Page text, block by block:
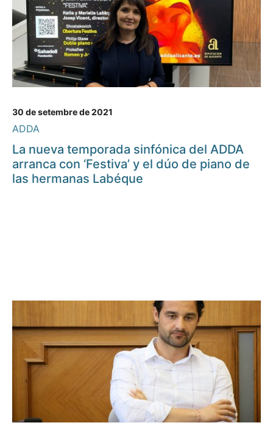
30 de setembre de 2021
ADDA
La nueva temporada sinfónica del ADDA
arranca con ‘Festiva’ y el dúo de piano de
las hermanas Labéque